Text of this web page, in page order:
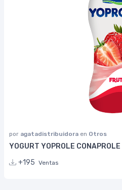
por agatadistribuidora en Otros
YOGURT YOPROLE CONAPROLE
+195 Ventas